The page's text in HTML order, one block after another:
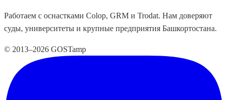
Работаем с оснастками Colop, GRM и Trodat. Нам доверяют
суды, университеты и крупные предприятия Башкортостана.
© 2013–2026 GOSTamp